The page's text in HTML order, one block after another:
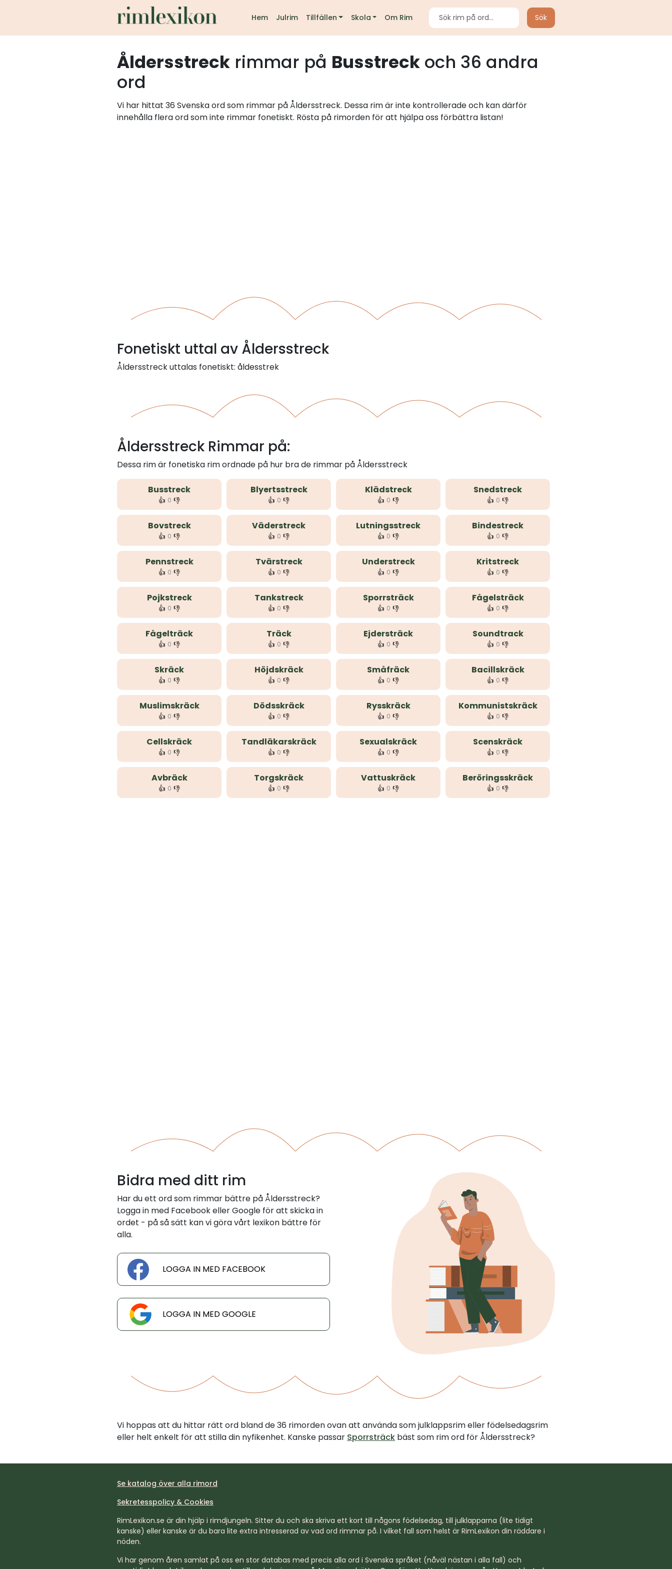
Hem Julrim Tillfällen Skola Om Rim Sök
Åldersstreck rimmar på Busstreck och 36 andra
ord
Vi har hittat 36 Svenska ord som rimmar på Åldersstreck. Dessa rim är inte kontrollerade och kan därför
innehålla flera ord som inte rimmar fonetiskt. Rösta på rimorden för att hjälpa oss förbättra listan!
Fonetiskt uttal av Åldersstreck
Åldersstreck uttalas fonetiskt: åldesstrek
Åldersstreck Rimmar på:
Dessa rim är fonetiska rim ordnade på hur bra de rimmar på Åldersstreck
Busstreck
👍 0 👎
Blyertsstreck
👍 0 👎
Klädstreck
👍 0 👎
Snedstreck
👍 0 👎
Bovstreck
👍 0 👎
Väderstreck
👍 0 👎
Lutningsstreck
👍 0 👎
Bindestreck
👍 0 👎
Pennstreck
👍 0 👎
Tvärstreck
👍 0 👎
Understreck
👍 0 👎
Kritstreck
👍 0 👎
Pojkstreck
👍 0 👎
Tankstreck
👍 0 👎
Sporrsträck
👍 0 👎
Fågelsträck
👍 0 👎
Fågelträck
👍 0 👎
Träck
👍 0 👎
Ejdersträck
👍 0 👎
Soundtrack
👍 0 👎
Skräck
👍 0 👎
Höjdskräck
👍 0 👎
Småfräck
👍 0 👎
Bacillskräck
👍 0 👎
Muslimskräck
👍 0 👎
Dödsskräck
👍 0 👎
Rysskräck
👍 0 👎
Kommunistskräck
👍 0 👎
Cellskräck
👍 0 👎
Tandläkarskräck
👍 0 👎
Sexualskräck
👍 0 👎
Scenskräck
👍 0 👎
Avbräck
👍 0 👎
Torgskräck
👍 0 👎
Vattuskräck
👍 0 👎
Beröringsskräck
👍 0 👎
Bidra med ditt rim
Har du ett ord som rimmar bättre på Åldersstreck?
Logga in med Facebook eller Google för att skicka in
ordet - på så sätt kan vi göra vårt lexikon bättre för
alla.
LOGGA IN MED FACEBOOK
LOGGA IN MED GOOGLE
Vi hoppas att du hittar rätt ord bland de 36 rimorden ovan att använda som julklappsrim eller födelsedagsrim
eller helt enkelt för att stilla din nyfikenhet. Kanske passar Sporrsträck bäst som rim ord för Åldersstreck?
Se katalog över alla rimord
Sekretesspolicy & Cookies
RimLexikon.se är din hjälp i rimdjungeln. Sitter du och ska skriva ett kort till någons födelsedag, till julklapparna (lite tidigt
kanske) eller kanske är du bara lite extra intresserad av vad ord rimmar på. I vilket fall som helst är RimLexikon din räddare i
nöden.
Vi har genom åren samlat på oss en stor databas med precis alla ord i Svenska språket (nåväl nästan i alla fall) och